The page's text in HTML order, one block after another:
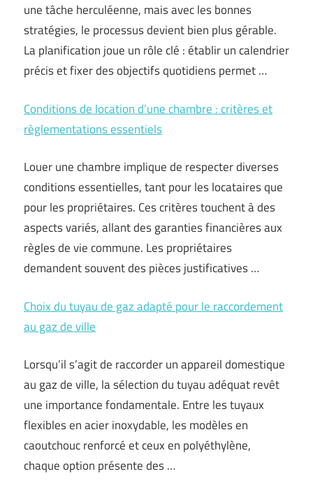
une tâche herculéenne, mais avec les bonnes
stratégies, le processus devient bien plus gérable.
La planification joue un rôle clé : établir un calendrier
précis et fixer des objectifs quotidiens permet …
Conditions de location d’une chambre : critères et
règlementations essentiels
Louer une chambre implique de respecter diverses
conditions essentielles, tant pour les locataires que
pour les propriétaires. Ces critères touchent à des
aspects variés, allant des garanties financières aux
règles de vie commune. Les propriétaires
demandent souvent des pièces justificatives …
Choix du tuyau de gaz adapté pour le raccordement
au gaz de ville
Lorsqu’il s’agit de raccorder un appareil domestique
au gaz de ville, la sélection du tuyau adéquat revêt
une importance fondamentale. Entre les tuyaux
flexibles en acier inoxydable, les modèles en
caoutchouc renforcé et ceux en polyéthylène,
chaque option présente des …